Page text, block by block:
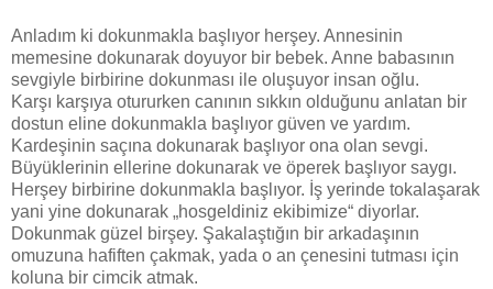
Anladım ki dokunmakla başlıyor herşey. Annesinin
memesine dokunarak doyuyor bir bebek. Anne babasının
sevgiyle birbirine dokunması ile oluşuyor insan oğlu.
Karşı karşıya otururken canının sıkkın olduğunu anlatan bir
dostun eline dokunmakla başlıyor güven ve yardım.
Kardeşinin saçına dokunarak başlıyor ona olan sevgi.
Büyüklerinin ellerine dokunarak ve öperek başlıyor saygı.
Herşey birbirine dokunmakla başlıyor. İş yerinde tokalaşarak
yani yine dokunarak „hosgeldiniz ekibimize“ diyorlar.
Dokunmak güzel birşey. Şakalaştığın bir arkadaşının
omuzuna hafiften çakmak, yada o an çenesini tutması için
koluna bir cimcik atmak.